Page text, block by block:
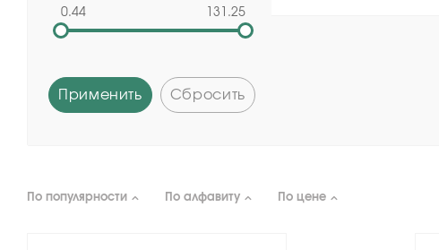
0.44 131.25
Применить Сбросить
По популярности По алфавиту По цене